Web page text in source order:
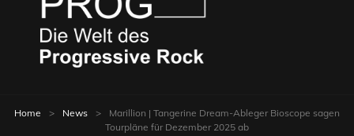
Home > News >
Marillion | Tangerine Dream-Ableger Bioscope sagen
Tourpläne für Dezember 2025 ab